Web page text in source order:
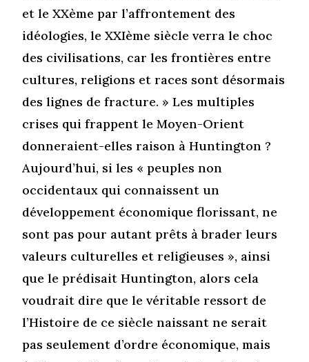
et le XXème par l’affrontement des
idéologies, le XXIème siècle verra le choc
des civilisations, car les frontières entre
cultures, religions et races sont désormais
des lignes de fracture. » Les multiples
crises qui frappent le Moyen-Orient
donneraient-elles raison à Huntington ?
Aujourd’hui, si les « peuples non
occidentaux qui connaissent un
développement économique florissant, ne
sont pas pour autant prêts à brader leurs
valeurs culturelles et religieuses », ainsi
que le prédisait Huntington, alors cela
voudrait dire que le véritable ressort de
l’Histoire de ce siècle naissant ne serait
pas seulement d’ordre économique, mais